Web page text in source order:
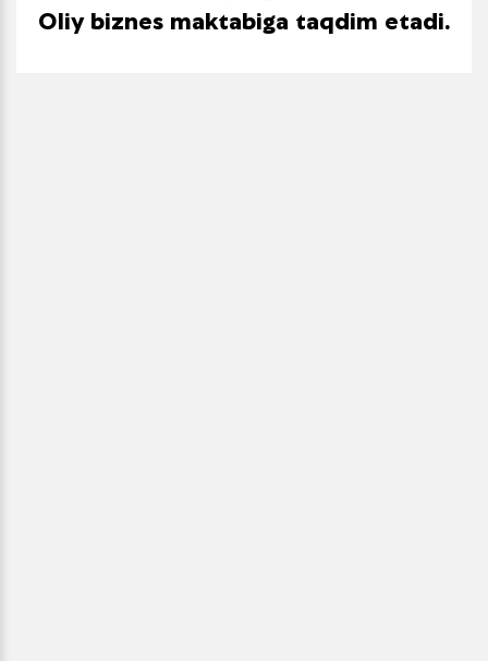
Oliy biznes maktabiga taqdim etadi.